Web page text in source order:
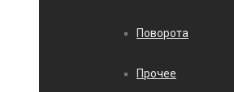
Поворота
Прочее